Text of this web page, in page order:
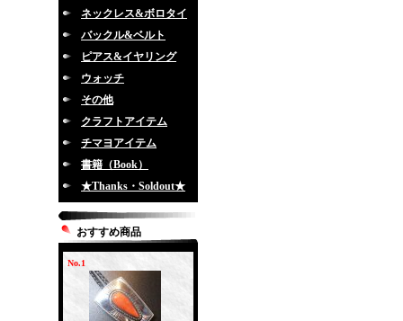
ネックレス&ボロタイ
バックル&ベルト
ピアス&イヤリング
ウォッチ
その他
クラフトアイテム
チマヨアイテム
書籍（Book）
★Thanks・Soldout★
おすすめ商品
No.1